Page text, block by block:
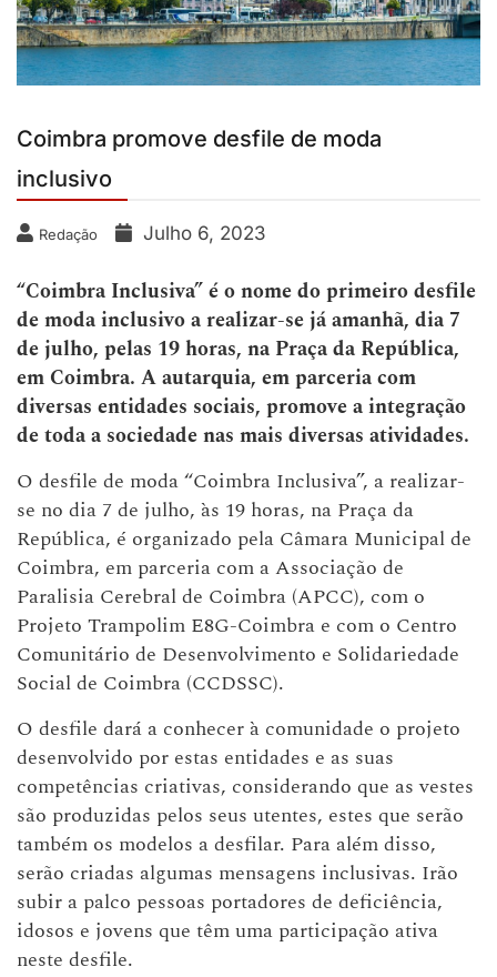
Coimbra promove desfile de moda
inclusivo
Redação Julho 6, 2023
“Coimbra Inclusiva” é o nome do primeiro desfile
de moda inclusivo a realizar-se já amanhã, dia 7
de julho, pelas 19 horas, na Praça da República,
em Coimbra. A autarquia, em parceria com
diversas entidades sociais, promove a integração
de toda a sociedade nas mais diversas atividades.
O desfile de moda “Coimbra Inclusiva”, a realizar-
se no dia 7 de julho, às 19 horas, na Praça da
República, é organizado pela Câmara Municipal de
Coimbra, em parceria com a Associação de
Paralisia Cerebral de Coimbra (APCC), com o
Projeto Trampolim E8G-Coimbra e com o Centro
Comunitário de Desenvolvimento e Solidariedade
Social de Coimbra (CCDSSC).
O desfile dará a conhecer à comunidade o projeto
desenvolvido por estas entidades e as suas
competências criativas, considerando que as vestes
são produzidas pelos seus utentes, estes que serão
também os modelos a desfilar. Para além disso,
serão criadas algumas mensagens inclusivas. Irão
subir a palco pessoas portadores de deficiência,
idosos e jovens que têm uma participação ativa
neste desfile.